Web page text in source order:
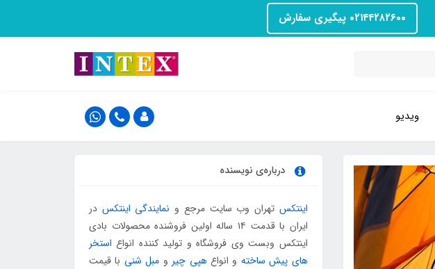
۰۲۱۴۴۲۸۲۶۰۰ پیگیری سفارش
ویدیو
درباره‌ی نویسنده
اینتکس تهران وب سایت مرجع و نمایندگی اینتکس در
ایران با قدمت ۱۴ ساله اولین فروشنده محصولات بادی
اینتکس وبست وی فروشگاه و تولید کننده انواع استخر
های پیش ساخته و انواعهپی چیر و مبل شنی با قیمت